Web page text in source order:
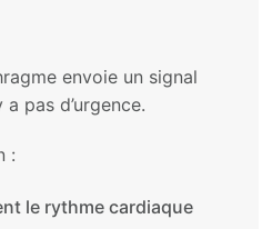
envoie un signal
pas d’urgence.
:
le rythme cardiaque